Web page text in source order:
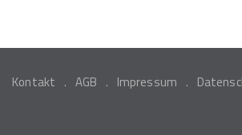
Kontakt AGB Impressum